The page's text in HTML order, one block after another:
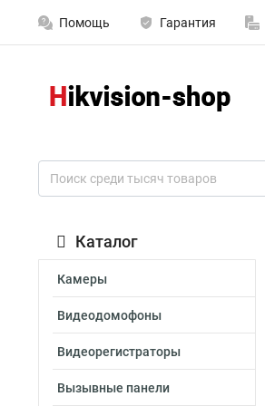
Помощь Гарантия
Каталог
Камеры
Видеодомофоны
Видеорегистраторы
Вызывные панели